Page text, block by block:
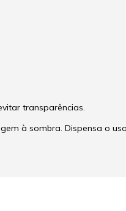
transparências.
à sombra. Dispensa o